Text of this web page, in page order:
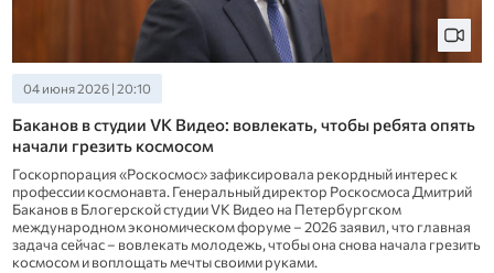
04 июня 2026 | 20:10
Баканов в студии VK Видео: вовлекать, чтобы ребята опять
начали грезить космосом
Госкорпорация «Роскосмос» зафиксировала рекордный интерес к
профессии космонавта. Генеральный директор Роскосмоса Дмитрий
Баканов в Блогерской студии VK Видео на Петербургском
международном экономическом форуме – 2026 заявил, что главная
задача сейчас – вовлекать молодежь, чтобы она снова начала грезить
космосом и воплощать мечты своими руками.